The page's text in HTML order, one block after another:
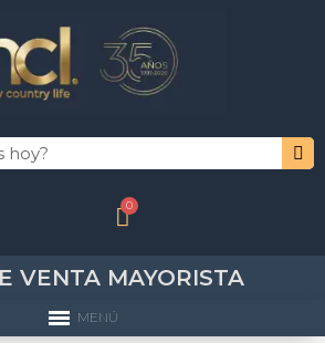
VENTA MAYORISTA
MENÚ